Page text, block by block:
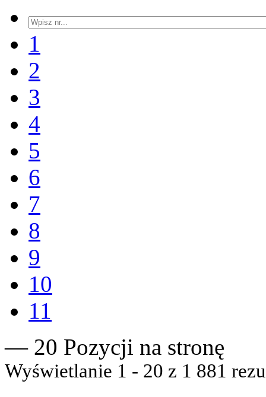
1
2
3
4
5
6
7
8
9
10
11
— 20 Pozycji na stronę
Wyświetlanie 1 - 20 z 1 881